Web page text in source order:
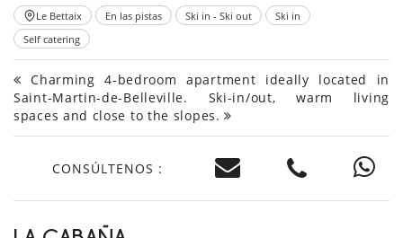
Le Bettaix En las pistas Ski in - Ski out
Ski in
Self catering
Charming 4-bedroom apartment ideally located in
Saint-Martin-de-Belleville. Ski-in/out, warm living
spaces and close to the slopes.
CONSÚLTENOS :